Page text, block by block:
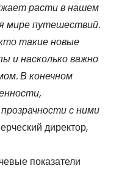
расти в нашем
мире путешествий.
такие новые
и насколько важно
В конечном
с ними
директор,
показатели